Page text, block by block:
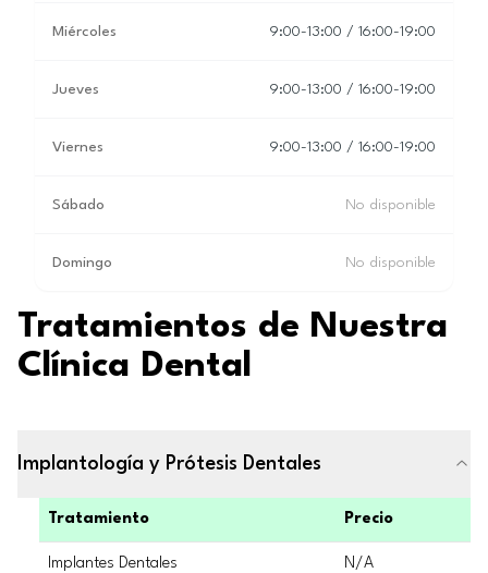
Miércoles 9:00-13:00 / 16:00-19:00
Jueves 9:00-13:00 / 16:00-19:00
Viernes 9:00-13:00 / 16:00-19:00
Sábado No disponible
Domingo No disponible
Tratamientos de Nuestra
Clínica Dental
Implantología y Prótesis Dentales
Tratamiento Precio
Implantes Dentales N/A